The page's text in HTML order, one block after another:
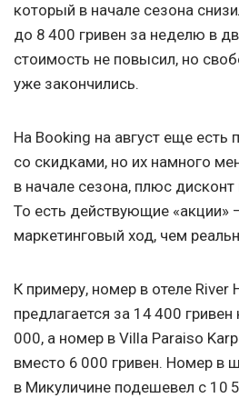
который в начале сезона
до 8 400 гривен за неделю в
стоимость не повысил, но
уже закончились.
На Booking на август еще есть
со скидками, но их намного
в начале сезона, плюс
То есть действующие «акции»
маркетинговый ход, чем
К примеру, номер в отеле River
предлагается за 14 400
000, а номер в Villa Paraiso
вместо 6 000 гривен. Номер в
в Микуличине подешевел с 10